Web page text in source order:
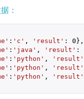
：
: 'c' , 'result' : 0},
: 'java' , 'result' :
: 'python' , 'result'
: 'python' , 'result'
: 'python' , 'result'